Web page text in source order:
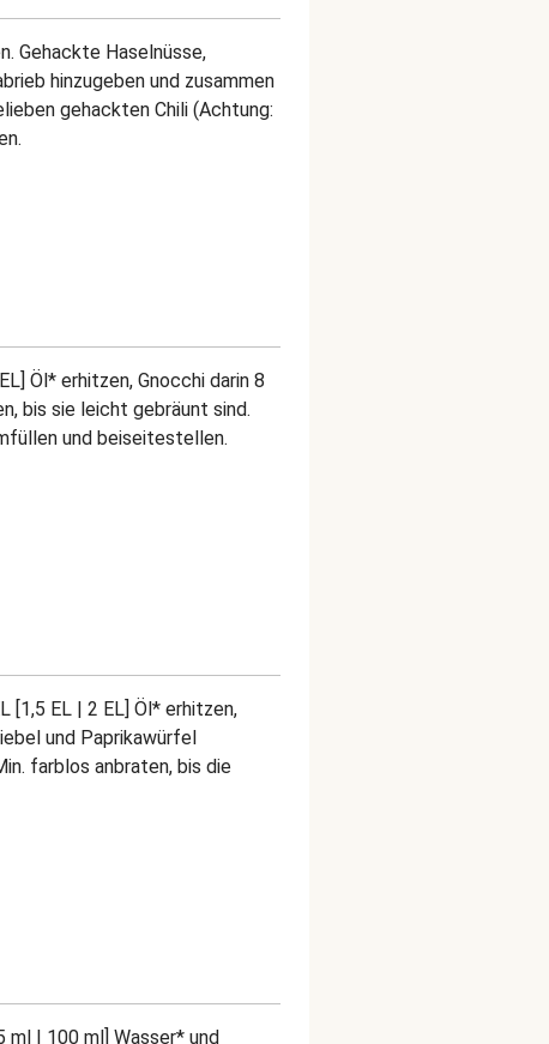
Gehackte Haselnüsse,
hinzugeben und zusammen
gehackten Chili (Achtung:
Öl* erhitzen, Gnocchi darin 8
bis sie leicht gebräunt sind.
und beiseitestellen.
[1,5 EL | 2 EL] Öl* erhitzen,
und Paprikawürfel
farblos anbraten, bis die
ml | 100 ml] Wasser* und